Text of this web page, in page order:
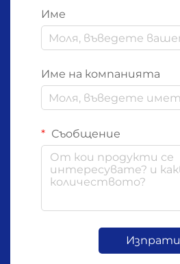
Име
Име на компанията
Съобщение
Изпрати